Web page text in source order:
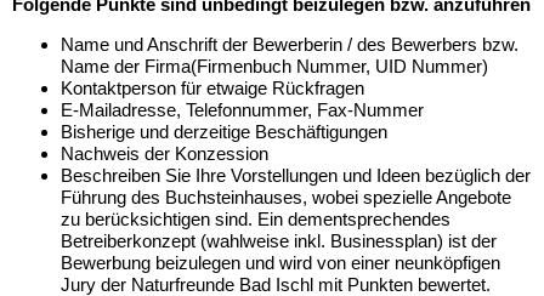
Name undAnschrift der Bewerberin / des Bewerbers bzw.
Name der Firma(Firmenbuch Nummer, UID Nummer)
Kontaktperson für etwaige Rückfragen
E-Mailadresse, Telefonnummer, Fax-Nummer
Bisherige und derzeitige Beschäftigungen
Nachweis der Konzession
Beschreiben Sie Ihre Vorstellungen und Ideen bezüglich der
Führung des Buchsteinhauses, wobei spezielle Angebote
zu berücksichtigen sind. Ein dementsprechendes
Betreiberkonzept (wahlweise inkl. Businessplan) ist der
Bewerbung beizulegen und wird von einer neunköpfigen
Jury der Naturfreunde Bad Ischl mit Punkten bewertet.